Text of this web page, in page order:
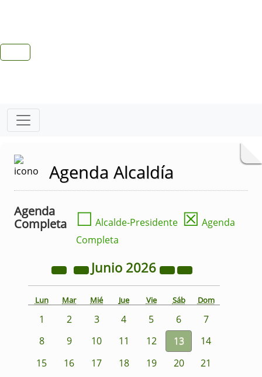
Agenda Alcaldía
Agenda
Completa
☐ Alcalde-Presidente ☒ Agenda
Completa
Junio 2026
Lun Mar Mié Jue Vie Sáb Dom
1 2 3 4 5 6
7
8
9 10 11 12 13
14
15
16 17 18 19 20
21